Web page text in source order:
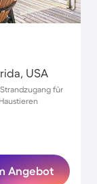
USA
für
Angebot